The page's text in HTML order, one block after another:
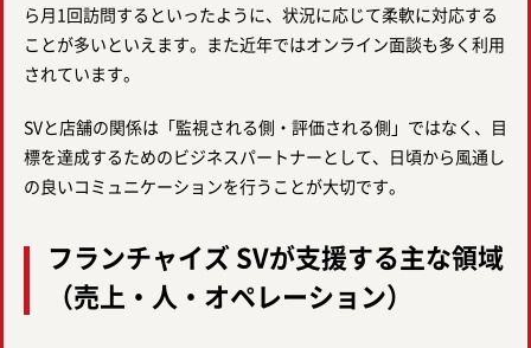
ら月1回訪問するといったように、状況に応じて柔軟に対応する
ことが多いといえます。また近年ではオンライン面談も多く利用
されています。
SVと店舗の関係は「監視される側・評価される側」ではなく、目
標を達成するためのビジネスパートナーとして、日頃から風通し
の良いコミュニケーションを行うことが大切です。
フランチャイズ SVが支援する主な領域
（売上・人・オペレーション）